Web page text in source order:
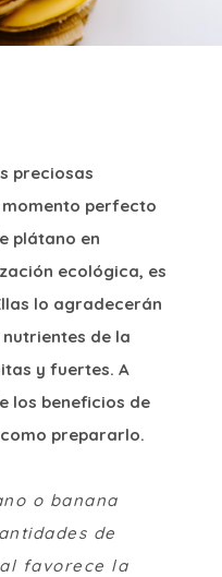
preciosas
perfecto
plátano en
ecológica, es
lo agradecerán
de la
y fuertes. A
los beneficios de
prepararlo.
o banana
de
favorece la